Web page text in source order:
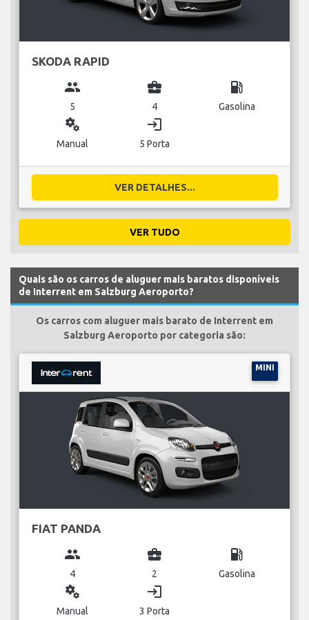
SKODA RAPID
group
5
business_center
4
local_gas_station
Gasolina
miscellaneous_services
Manual
login
5 Porta
VER DETALHES...
VER TUDO
Quais são os carros de aluguer mais baratos disponíveis
de Interrent em Salzburg Aeroporto?
Os carros com aluguer mais barato de Interrent em
Salzburg Aeroporto por categoria são:
MINI
FIAT PANDA
group
4
business_center
2
local_gas_station
Gasolina
miscellaneous_services
Manual
login
3 Porta